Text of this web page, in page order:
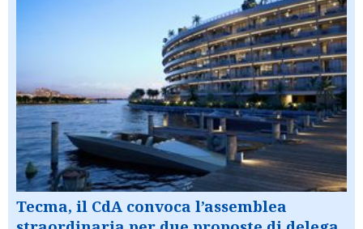
Tecma, il CdA convoca l’assemblea